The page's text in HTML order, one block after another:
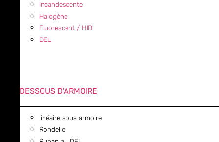
Incandescente
Halogène
Fluorescent / HID
DEL
DESSOUS D'ARMOIRE
linéaire sous armoire
Rondelle